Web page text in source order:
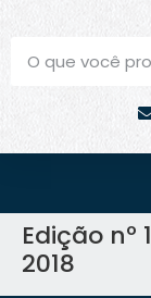
Edição nº
2018